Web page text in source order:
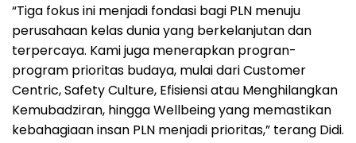
“Tiga fokus ini menjadi fondasi bagi PLN menuju
perusahaan kelas dunia yang berkelanjutan dan
terpercaya. Kami juga menerapkan progran-
program prioritas budaya, mulai dari Customer
Centric, Safety Culture, Efisiensi atau Menghilangkan
Kemubadziran, hingga Wellbeing yang memastikan
kebahagiaan insan PLN menjadi prioritas,” terang Didi.